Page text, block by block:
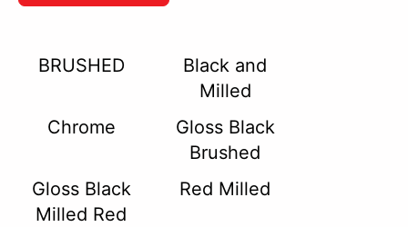
BRUSHED
Black and
Milled
Chrome
Gloss Black
Brushed
Gloss Black
Milled Red
Red Milled